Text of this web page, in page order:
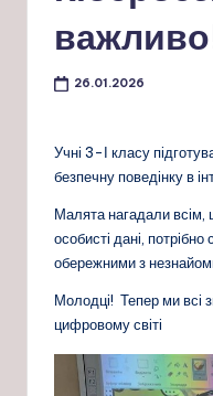
26.01.2026
Учні 3-І класу
безпечну поведінку в
Малята нагадали
особисті дані,
обережними з
Молодці! Тепер ми всі
цифровому світі